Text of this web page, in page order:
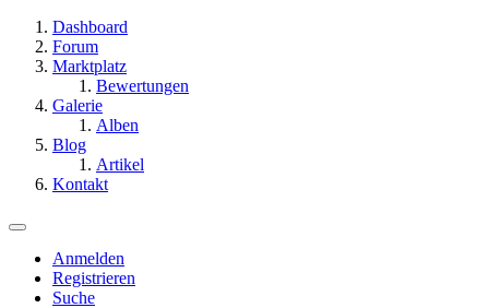
Dashboard
Forum
Marktplatz
Bewertungen
Galerie
Alben
Blog
Artikel
Kontakt
Anmelden
Registrieren
Suche